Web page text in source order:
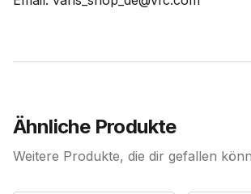
Ähnliche Produkte
Weitere Produkte, die dir gefallen